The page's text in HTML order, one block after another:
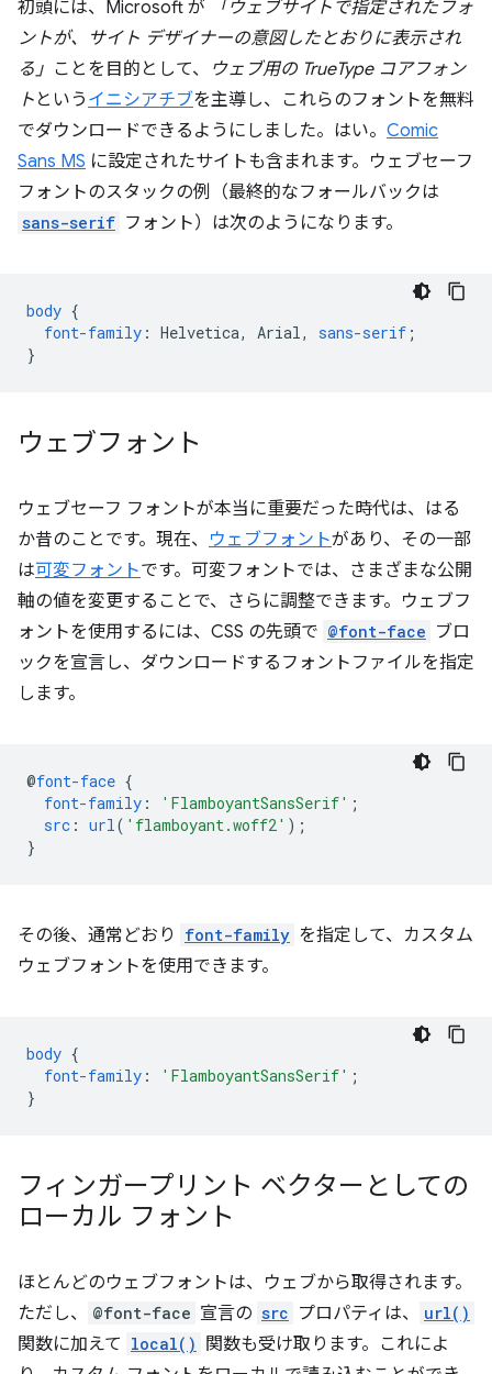
初頭には、Microsoft が
「ウェブサイトで指定されたフォ
ントが、サイト デザイナーの意図したとおりに表示され
る」 ことを目的として、
ウェブ用の TrueType コアフォン
ト という イニシアチブを主導し、これらのフォントを無料
でダウンロードできるようにしました。はい。 Comic
Sans MS に設定されたサイトも含まれます。ウェブセーフ
フォントのスタックの例（最終的なフォールバックは
sans-serif フォント）は次のようになります。
body {
font-family : Helvetica, Arial, sans-serif ;
}
ウェブフォント
ウェブセーフ フォントが本当に重要だった時代は、はる
か昔のことです。現在、 ウェブフォントがあり、その一部
は可変フォントです。可変フォントでは、さまざまな公開
軸の値を変更することで、さらに調整できます。ウェブフ
ォントを使用するには、CSS の先頭で @font-face ブロ
ックを宣言し、ダウンロードするフォントファイルを指定
します。
@font-face {
font-family : 'FlamboyantSansSerif' ;
src : url( 'flamboyant.woff2' );
}
その後、通常どおり font-family を指定して、カスタム
ウェブフォントを使用できます。
body {
font-family : 'FlamboyantSansSerif' ;
}
フィンガープリント ベクターとしての
ローカル フォント
ほとんどのウェブフォントは、ウェブから取得されます。
ただし、
@font-face 宣言の src プロパティは、 url()
関数に加えて local()
関数も受け取ります。これによ